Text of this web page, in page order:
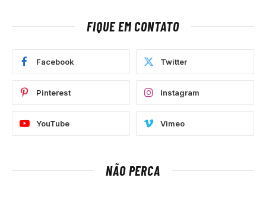
FIQUE EM CONTATO
Facebook Twitter
Pinterest Instagram
YouTube Vimeo
NÃO PERCA